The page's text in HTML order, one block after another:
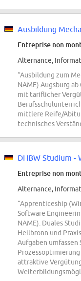
Entreprise non
Alternance,
“Ausbildung zum
NAME) Augsburg
mit tariflicher
mittlere Reife/
technisches
Entreprise non
Alternance,
“Apprenticeship
Software
NAME). Duales
Heilbronn und
Aufgaben
attraktive